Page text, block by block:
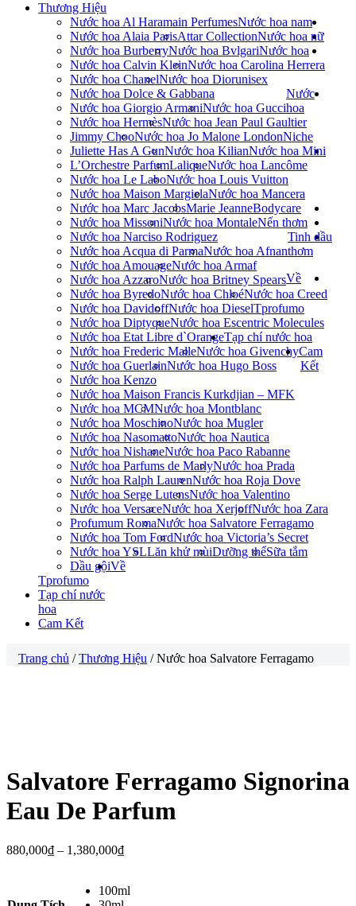
Thương Hiệu
Nước hoa Al Haramain Perfumes
Nước hoa Alaia ParisAttar Collection
Nước hoa BurberryNước hoa Bvlgari
Nước hoa Calvin KleinNước hoa Carolina Herrera
Nước hoa ChanelNước hoa Dior
Nước hoa Dolce & Gabbana
Nước hoa Giorgio ArmaniNước hoa Gucci
Nước hoa HermèsNước hoa Jean Paul Gaultier
Jimmy ChooNước hoa Jo Malone London
Juliette Has A GunNước hoa Kilian
L’Orchestre ParfumLaliqueNước hoa Lancôme
Nước hoa Le LaboNước hoa Louis Vuitton
Nước hoa Maison MargielaNước hoa Mancera
Nước hoa Marc JacobsMarie Jeanne
Nước hoa MissoniNước hoa Montale
Nước hoa Narciso Rodriguez
Nước hoa Acqua di ParmaNước hoa Afnan
Nước hoa AmouageNước hoa Armaf
Nước hoa AzzaroNước hoa Britney Spears
Nước hoa ByredoNước hoa ChloéNước hoa Creed
Nước hoa DavidoffNước hoa Diesel
Nước hoa DiptyqueNước hoa Escentric Molecules
Nước hoa Etat Libre d`Orange
Nước hoa Frederic MalleNước hoa Givenchy
Nước hoa GuerlainNước hoa Hugo Boss
Nước hoa Kenzo
Nước hoa Maison Francis Kurkdjian – MFK
Nước hoa MCMNước hoa Montblanc
Nước hoa MoschinoNước hoa Mugler
Nước hoa NasomattoNước hoa Nautica
Nước hoa NishaneNước hoa Paco Rabanne
Nước hoa Parfums de MarlyNước hoa Prada
Nước hoa Ralph LaurenNước hoa Roja Dove
Nước hoa Serge LutensNước hoa Valentino
Nước hoa VersaceNước hoa XerjoffNước hoa Zara
Profumum RomaNước hoa Salvatore Ferragamo
Nước hoa Tom FordNước hoa Victoria’s Secret
Nước hoa YSL
Nước hoa nam
Nước hoa nữ
Nước hoa
unisex
Nước
hoa
Niche
Nước hoa Mini
Bodycare
Lăn khử mùiDưỡng thểSữa tắm
Dầu gội
Nến thơm
Tinh dầu
thơm
Về
Tprofumo
Tạp chí nước hoa
Cam
Kết
Về
Tprofumo
Tạp chí nước
hoa
Cam Kết
Trang chủ /Thương Hiệu / Nước hoa Salvatore Ferragamo
Salvatore Ferragamo Signorina
Eau De Parfum
880,000₫ – 1,380,000₫
100ml